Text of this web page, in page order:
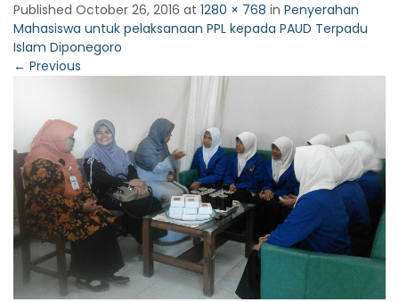
Published October 26, 2016 at 1280 × 768 in Penyerahan
Mahasiswa untuk pelaksanaan PPL kepada PAUD Terpadu
Islam Diponegoro
← Previous